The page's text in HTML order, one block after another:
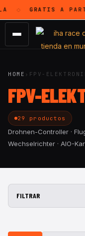
◇ GRATISA
HOME › FPV-
FPV-
29 productos
Drohnen-Controller ·
Wechselrichter · AIO-
FILTRAR